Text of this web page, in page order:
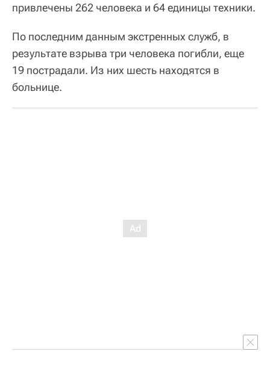
привлечены 262 человека и 64 единицы техники.
По последним данным экстренных служб, в
результате взрыва три человека погибли, еще
19 пострадали. Из них шесть находятся в
больнице.